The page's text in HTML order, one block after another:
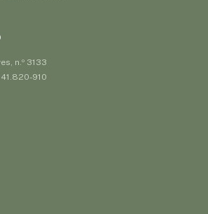
n.º 3133
41.820-910